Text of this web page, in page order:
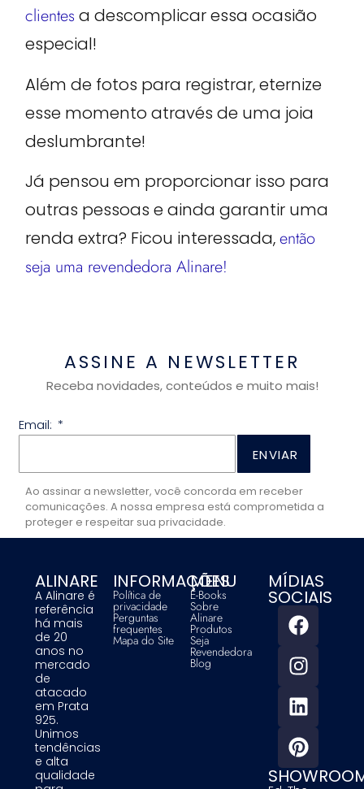
clientes a descomplicar essa ocasião
especial!
Além de fotos para registrar, eternize
esse momento através de uma joia
deslumbrante!
Já pensou em proporcionar isso para
outras pessoas e ainda garantir uma
renda extra? Ficou interessada,então
seja uma revendedora Alinare!
ASSINE A NEWSLETTER
Receba novidades, conteúdos e muito mais!
Email:
ENVIAR
Ao assinar a newsletter, você concorda em receber
comunicações. A nossa empresa está comprometida a
proteger e respeitar sua privacidade.
ALINARE
A Alinare é
referência
há mais
de 20
anos no
mercado
de
atacado
em Prata
925.
Unimos
tendências
e alta
qualidade
INFORMAÇÕES
Política de
privacidade
Perguntas
frequentes
Mapa do Site
MENU
E-Books
Sobre
Alinare
Produtos
Seja
Revendedora
Blog
MÍDIAS
SOCIAIS